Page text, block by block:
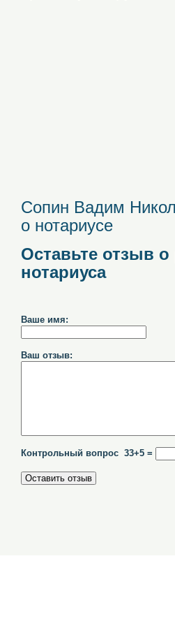
Сопин Вадим
о нотариусе
Оставьте отзыв о
нотариуса
Ваше имя:
Ваш отзыв:
Контрольный вопрос 33+5 =